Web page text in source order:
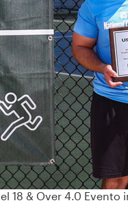
18 & Over 4.0